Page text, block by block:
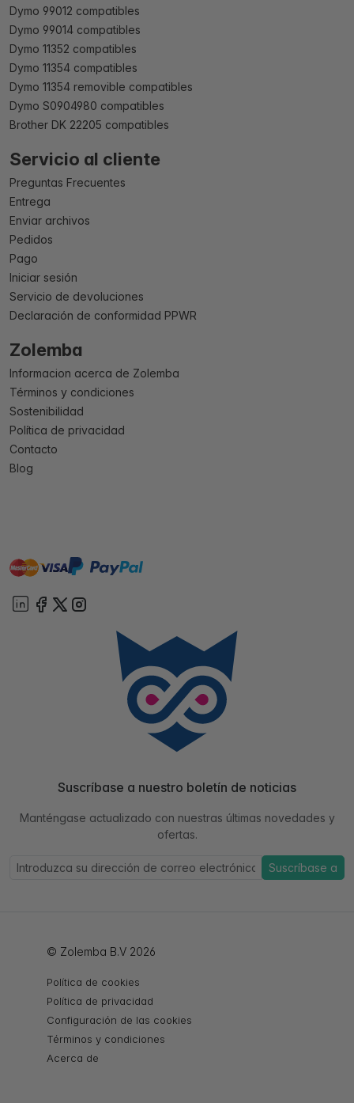
Dymo 99012 compatibles
Dymo 99014 compatibles
Dymo 11352 compatibles
Dymo 11354 compatibles
Dymo 11354 removible compatibles
Dymo S0904980 compatibles
Brother DK 22205 compatibles
Servicio al cliente
Preguntas Frecuentes
Entrega
Enviar archivos
Pedidos
Pago
Iniciar sesión
Servicio de devoluciones
Declaración de conformidad PPWR
Zolemba
Informacion acerca de Zolemba
Términos y condiciones
Sostenibilidad
Política de privacidad
Contacto
Blog
mastervisa paypal
Suscríbase a nuestro boletín de noticias
Manténgase actualizado con nuestras últimas novedades y
ofertas.
Suscríbase a
© Zolemba B.V 2026
Política de cookies
Política de privacidad
Configuración de las cookies
Términos y condiciones
Acerca de